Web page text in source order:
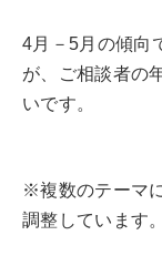
4月－5月の傾向
が、ご相談者の
いです。
※複数のテーマ
調整しています。